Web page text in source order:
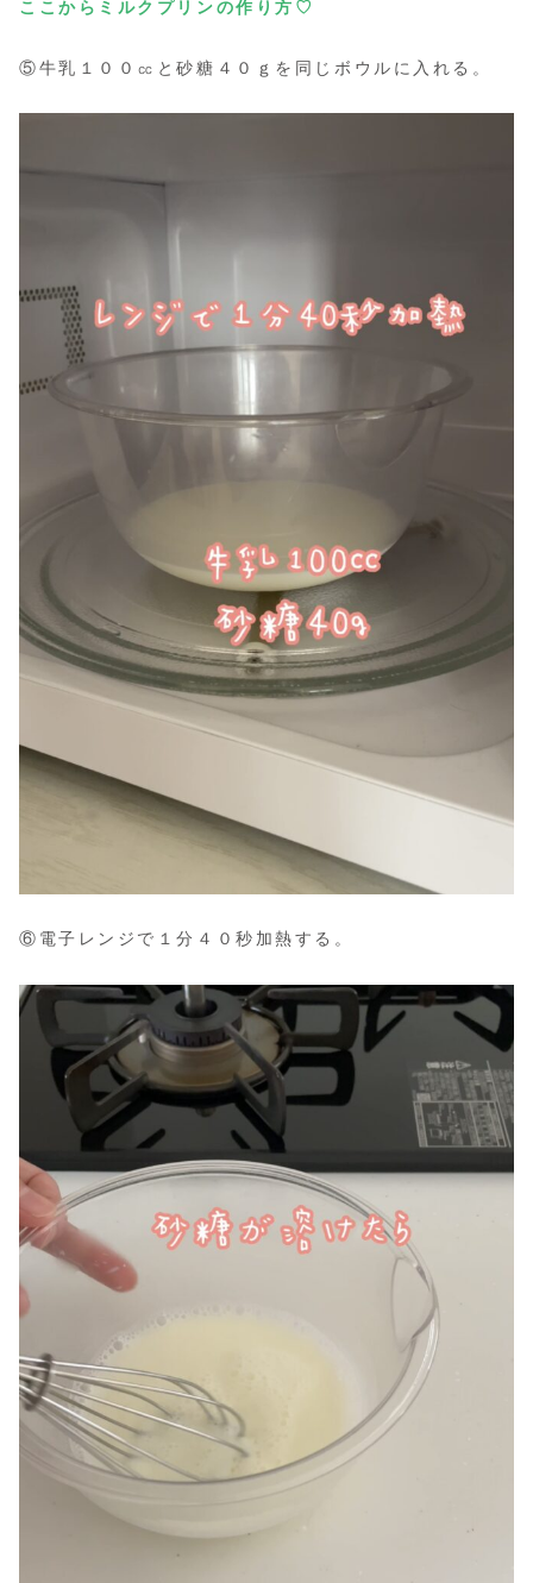
ここからミルクプリンの作り方♡
⑤牛乳１００㏄と砂糖４０ｇを同じボウルに入れる。
⑥電子レンジで１分４０秒加熱する。